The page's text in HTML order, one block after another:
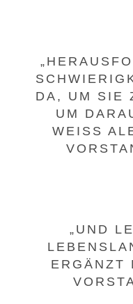
DA, UM SIE
UM
WEISS
„UND
ERGÄNZT